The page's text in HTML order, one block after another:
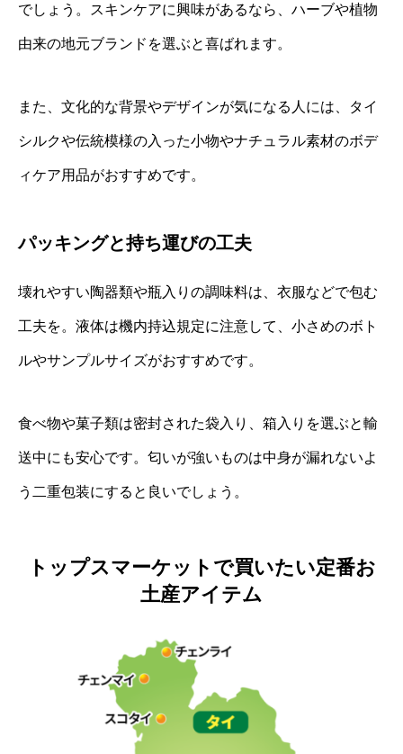
でしょう。スキンケアに興味があるなら、ハーブや植物
由来の地元ブランドを選ぶと喜ばれます。
また、文化的な背景やデザインが気になる人には、タイ
シルクや伝統模様の入った小物やナチュラル素材のボデ
ィケア用品がおすすめです。
パッキングと持ち運びの工夫
壊れやすい陶器類や瓶入りの調味料は、衣服などで包む
工夫を。液体は機内持込規定に注意して、小さめのボト
ルやサンプルサイズがおすすめです。
食べ物や菓子類は密封された袋入り、箱入りを選ぶと輸
送中にも安心です。匂いが強いものは中身が漏れないよ
う二重包装にすると良いでしょう。
トップスマーケットで買いたい定番お
土産アイテム